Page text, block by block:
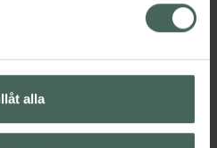
alla